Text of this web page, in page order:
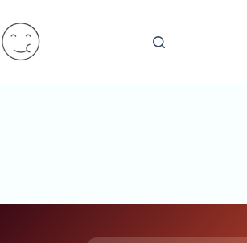
al
contenido